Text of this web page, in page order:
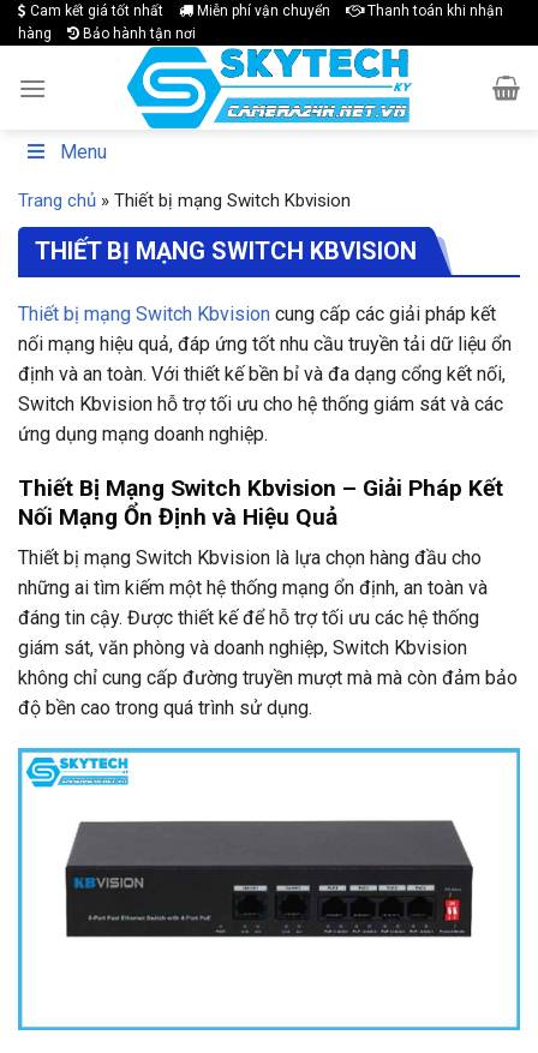
Skip
to
Cam kết giá tốt nhất Miễn phí vận chuyển
Thanh toán khi nhận
hàng
Bảo hành tận nơi
Menu
Trang chủ » Thiết bị mạng Switch Kbvision
THIẾT BỊ MẠNG SWITCH KBVISION
Thiết bị mạng Switch Kbvision cung cấp các giải pháp kết
nối mạng hiệu quả, đáp ứng tốt nhu cầu truyền tải dữ liệu ổn
định và an toàn. Với thiết kế bền bỉ và đa dạng cổng kết nối,
Switch Kbvision hỗ trợ tối ưu cho hệ thống giám sát và các
ứng dụng mạng doanh nghiệp.
Thiết Bị Mạng Switch Kbvision – Giải Pháp Kết
Nối Mạng Ổn Định và Hiệu Quả
Thiết bị mạng Switch Kbvision là lựa chọn hàng đầu cho
những ai tìm kiếm một hệ thống mạng ổn định, an toàn và
đáng tin cậy. Được thiết kế để hỗ trợ tối ưu các hệ thống
giám sát, văn phòng và doanh nghiệp, Switch Kbvision
không chỉ cung cấp đường truyền mượt mà mà còn đảm bảo
độ bền cao trong quá trình sử dụng.